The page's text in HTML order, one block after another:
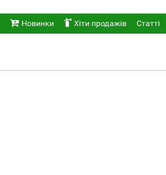
Новинки Хіти продажів Статті